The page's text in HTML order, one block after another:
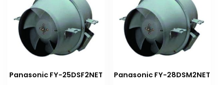
Panasonic FY-25DSF2NET Panasonic FY-28DSM2NET